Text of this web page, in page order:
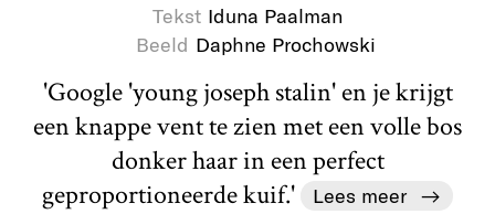
Tekst Iduna Paalman
Beeld Daphne Prochowski
'Google 'young joseph stalin' en je krijgt
een knappe vent te zien met een volle bos
donker haar in een perfect
geproportioneerde kuif.'
Lees meer